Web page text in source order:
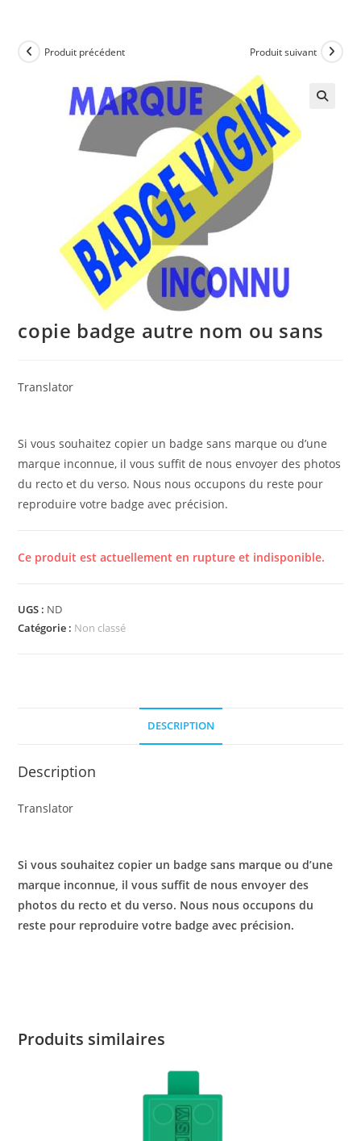
Produit précédent Produit suivant
copie badge autre nom ou sans
Translator
Si vous souhaitez copier un badge sans marque ou d’une
marque inconnue, il vous suffit de nous envoyer des photos
du recto et du verso. Nous nous occupons du reste pour
reproduire votre badge avec précision.
Ce produit est actuellement en rupture et indisponible.
UGS : ND
Catégorie : Non classé
DESCRIPTION
Description
Translator
Si vous souhaitez copier un badge sans marque ou d’une
marque inconnue, il vous suffit de nous envoyer des
photos du recto et du verso. Nous nous occupons du
reste pour reproduire votre badge avec précision.
Produits similaires